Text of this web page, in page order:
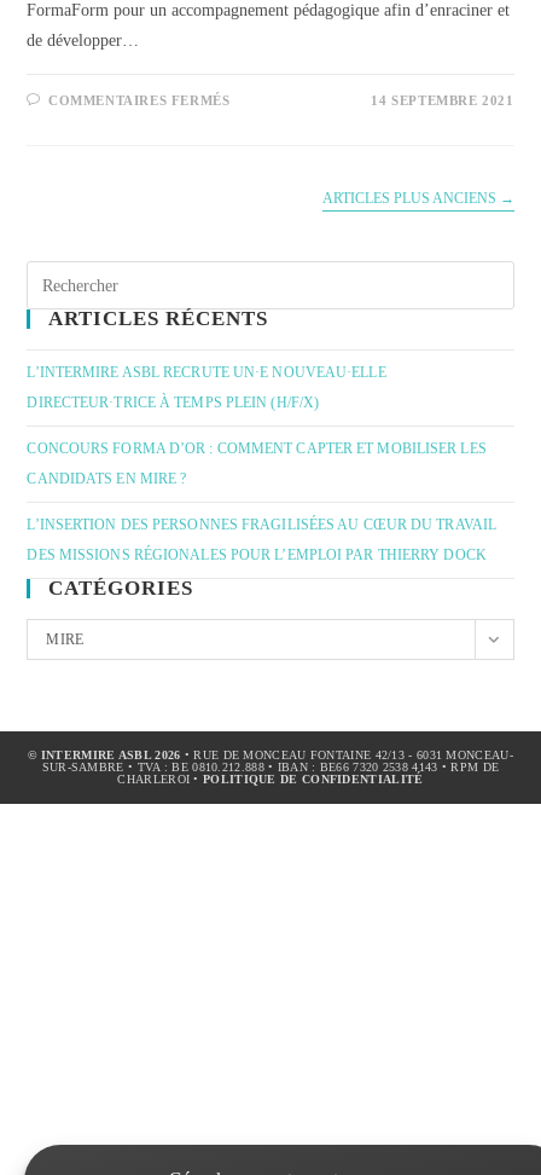
FormaForm pour un accompagnement pédagogique afin d’enraciner et
de développer…
COMMENTAIRES FERMÉS 14 SEPTEMBRE 2021
ARTICLES PLUS ANCIENS →
ARTICLES RÉCENTS
L’INTERMIRE ASBL RECRUTE UN·E NOUVEAU·ELLE
DIRECTEUR·TRICE À TEMPS PLEIN (H/F/X)
CONCOURS FORMA D’OR : COMMENT CAPTER ET MOBILISER LES
CANDIDATS EN MIRE ?
L’INSERTION DES PERSONNES FRAGILISÉES AU CŒUR DU TRAVAIL
DES MISSIONS RÉGIONALES POUR L’EMPLOI PAR THIERRY DOCK
CATÉGORIES
MIRE
© INTERMIRE ASBL2026 • RUE DE MONCEAU FONTAINE 42/13 - 6031 MONCEAU-
SUR-SAMBRE • TVA : BE 0810.212.888 • IBAN : BE66 7320 2538 4143 • RPM DE
CHARLEROI •POLITIQUE DE CONFIDENTIALITÉ